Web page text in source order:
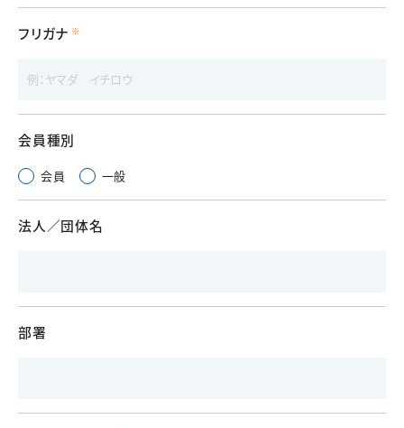
フリガナ
会員種別
会員 一般
法人／団体名
部署